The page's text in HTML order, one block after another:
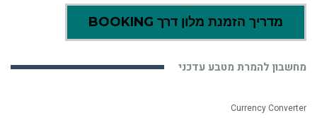
מחשבון להמרת מטבע עדכני
לוח נחיתות והמראות בזמן אמת בנתב"ג